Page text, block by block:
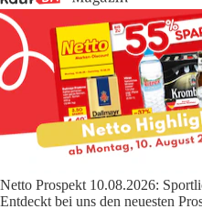
Netto Prospekt 10.08.2026:
Entdeckt bei uns den neuesten